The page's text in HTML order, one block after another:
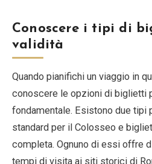
Conoscere i tipi di
validità
Quando pianifichi un viaggio in
conoscere le opzioni di biglietti
fondamentale. Esistono due tipi
standard per il Colosseo e
completa. Ognuno di essi offre
tempi di visita ai siti storici di